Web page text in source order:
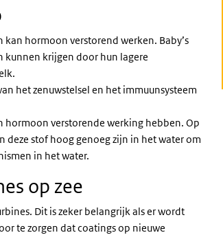
hormoon verstorend werken. Baby’s
kunnen krijgen door hun lagere
het zenuwstelsel en het immuunsysteem
hormoon verstorende werking hebben. Op
stof hoog genoeg zijn in het water om
in het water.
op zee
Dit is zeker belangrijk als er wordt
te zorgen dat coatings op nieuwe